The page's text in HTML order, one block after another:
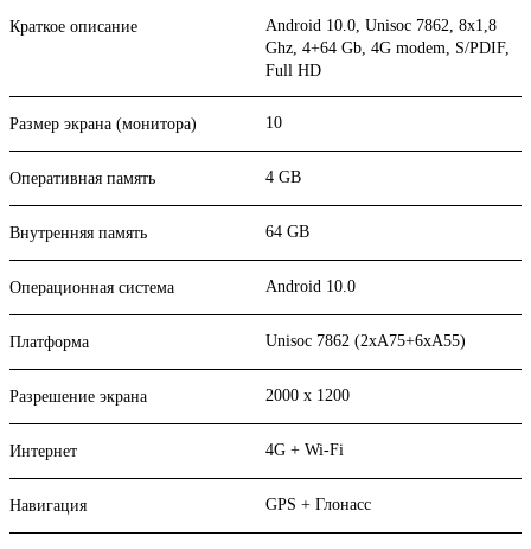
Краткое описание
Android 10.0, Unisoc 7862, 8х1,8
Ghz, 4+64 Gb, 4G modem, S/PDIF,
Full HD
Размер экрана (монитора) 10
Оперативная память 4 GB
Внутренняя память 64 GB
Операционная система Android 10.0
Платформа Unisoc 7862 (2xA75+6xA55)
Разрешение экрана 2000 x 1200
Интернет 4G + Wi-Fi
Навигация GPS + Глонасс